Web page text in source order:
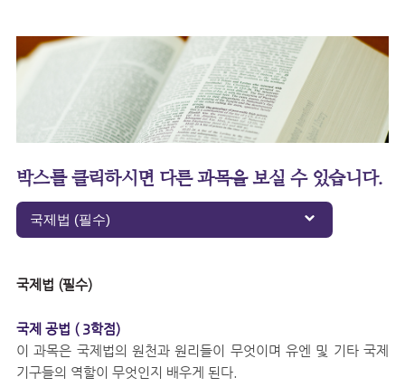
박스를 클릭하시면 다른 과목을 보실 수 있습니다.
국제법 (필수)
국제 공법 ( 3학점)
이 과목은 국제법의 원천과 원리들이 무엇이며 유엔 및 기타 국제
기구들의 역할이 무엇인지 배우게 된다.